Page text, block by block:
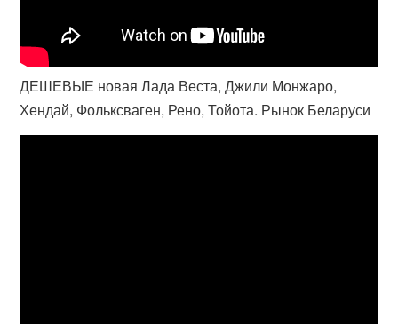
ДЕШЕВЫЕ новая Лада Веста, Джили Монжаро,
Хендай, Фольксваген, Рено, Тойота. Рынок Беларуси